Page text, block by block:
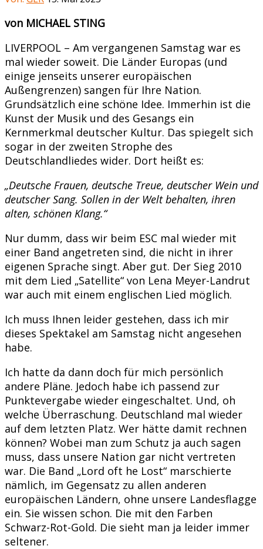
von MICHAEL STING
LIVERPOOL – Am vergangenen Samstag war es
mal wieder soweit. Die Länder Europas (und
einige jenseits unserer europäischen
Außengrenzen) sangen für Ihre Nation.
Grundsätzlich eine schöne Idee. Immerhin ist die
Kunst der Musik und des Gesangs ein
Kernmerkmal deutscher Kultur. Das spiegelt sich
sogar in der zweiten Strophe des
Deutschlandliedes wider. Dort heißt es:
„Deutsche Frauen, deutsche Treue, deutscher Wein und
deutscher Sang. Sollen in der Welt behalten, ihren
alten, schönen Klang.“
Nur dumm, dass wir beim ESC mal wieder mit
einer Band angetreten sind, die nicht in ihrer
eigenen Sprache singt. Aber gut. Der Sieg 2010
mit dem Lied „Satellite“ von Lena Meyer-Landrut
war auch mit einem englischen Lied möglich.
Ich muss Ihnen leider gestehen, dass ich mir
dieses Spektakel am Samstag nicht angesehen
habe.
Ich hatte da dann doch für mich persönlich
andere Pläne. Jedoch habe ich passend zur
Punktevergabe wieder eingeschaltet. Und, oh
welche Überraschung. Deutschland mal wieder
auf dem letzten Platz. Wer hätte damit rechnen
können? Wobei man zum Schutz ja auch sagen
muss, dass unsere Nation gar nicht vertreten
war. Die Band „Lord oft he Lost“ marschierte
nämlich, im Gegensatz zu allen anderen
europäischen Ländern, ohne unsere Landesflagge
ein. Sie wissen schon. Die mit den Farben
Schwarz-Rot-Gold. Die sieht man ja leider immer
seltener.